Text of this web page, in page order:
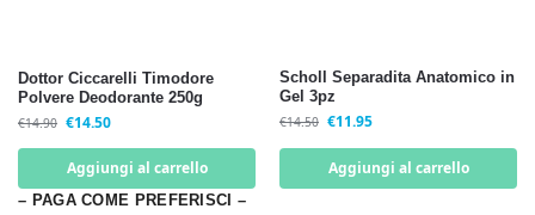
Dottor Ciccarelli Timodore
Polvere Deodorante 250g
€14.90 €14.50
Aggiungi al carrello
Scholl Separadita Anatomico in
Gel 3pz
€14.50 €11.95
Aggiungi al carrello
– PAGA COME PREFERISCI –